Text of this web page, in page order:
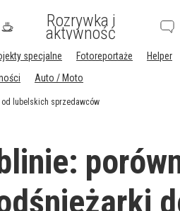
Rozrywka i
aktywność
specjalne Fotoreportaże Helper
Auto / Moto
lubelskich sprzedawców